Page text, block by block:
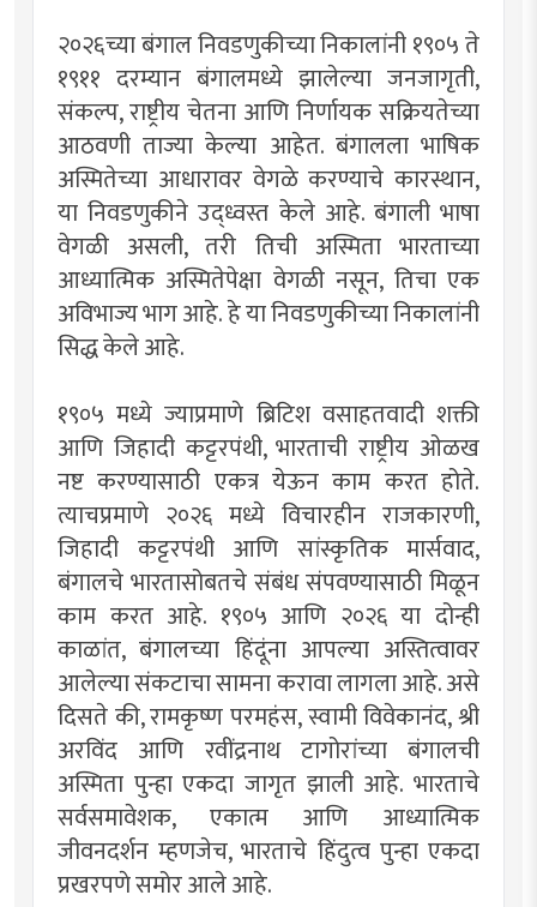
२०२६च्या बंगाल निवडणुकीच्या निकालांनी १९०५ ते
१९११ दरम्यान बंगालमध्ये झालेल्या जनजागृती,
संकल्प, राष्ट्रीय चेतना आणि निर्णायक सक्रियतेच्या
आठवणी ताज्या केल्या आहेत. बंगालला भाषिक
अस्मितेच्या आधारावर वेगळे करण्याचे कारस्थान,
या निवडणुकीने उद्ध्वस्त केले आहे. बंगाली भाषा
वेगळी असली, तरी तिची अस्मिता भारताच्या
आध्यात्मिक अस्मितेपेक्षा वेगळी नसून, तिचा एक
अविभाज्य भाग आहे. हे या निवडणुकीच्या निकालांनी
सिद्ध केले आहे.
१९०५ मध्ये ज्याप्रमाणे ब्रिटिश वसाहतवादी शक्ती
आणि जिहादी कट्टरपंथी, भारताची राष्ट्रीय ओळख
नष्ट करण्यासाठी एकत्र येऊन काम करत होते.
त्याचप्रमाणे २०२६ मध्ये विचारहीन राजकारणी,
जिहादी कट्टरपंथी आणि सांस्कृतिक मार्सवाद,
बंगालचे भारतासोबतचे संबंध संपवण्यासाठी मिळून
काम करत आहे. १९०५ आणि २०२६ या दोन्ही
काळांत, बंगालच्या हिंदूंना आपल्या अस्तित्वावर
आलेल्या संकटाचा सामना करावा लागला आहे. असे
दिसते की, रामकृष्ण परमहंस, स्वामी विवेकानंद, श्री
अरविंद आणि रवींद्रनाथ टागोरांच्या बंगालची
अस्मिता पुन्हा एकदा जागृत झाली आहे. भारताचे
सर्वसमावेशक, एकात्म आणि आध्यात्मिक
जीवनदर्शन म्हणजेच, भारताचे हिंदुत्व पुन्हा एकदा
प्रखरपणे समोर आले आहे.